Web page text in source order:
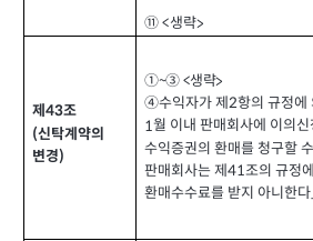
⑪ <생략>
제43조
(신탁계약의
변경)
①~③ <생략>
④수익자가 제2항의 규정에
1월 이내 판매회사에 이의
수익증권의 환매를 청구할
판매회사는 제41조의 규정
환매수수료를 받지 아니한다